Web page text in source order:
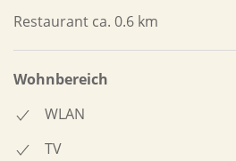
Restaurant ca. 0.6 km
Wohnbereich
WLAN
TV